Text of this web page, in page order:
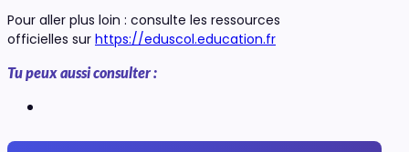
Pour aller plus loin : consulte les ressources
officielles sur https://eduscol.education.fr
Tu peux aussi consulter :